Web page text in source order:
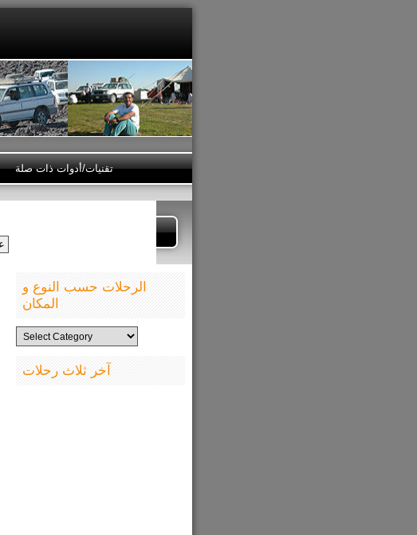
تقنيات/أدوات ذات صلة
الرحلات حسب النوع و
المكان
حسب
المكان
آخر ثلاث رحلات